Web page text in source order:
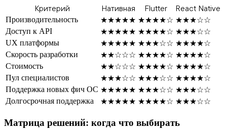
Критерий Нативная Flutter React Native
Производительность ★★★★★ ★★★★☆ ★★★☆☆
Доступ к API
★★★★★ ★★★★☆ ★★★☆☆
UX платформы
★★★★★ ★★★☆☆ ★★★★☆
Скорость разработки
★★☆☆☆ ★★★★☆ ★★★★☆
Стоимость
★★☆☆☆ ★★★★☆ ★★★★☆
Пул специалистов
★★★☆☆ ★★★☆☆ ★★★★☆
Поддержка новых фич ОС ★★★★★ ★★★☆☆ ★★★☆☆
Долгосрочная поддержка
★★★★★ ★★★★☆ ★★★☆☆
Матрица решений: когда что выбирать